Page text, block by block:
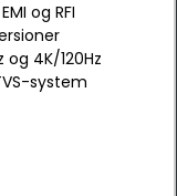
og RFI
4K/120Hz
system